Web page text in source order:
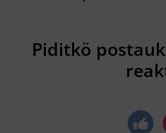
Piditkö